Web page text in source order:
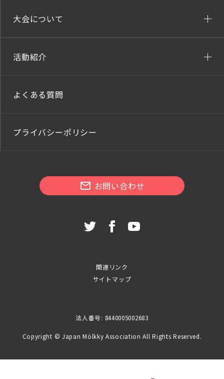
大会について
活動紹介
よくある質問
プライバシーポリシー
お問い合わせ
関連リンク
サイトマップ
法人番号: 8440005002683
Copyright © Japan Mölkky Association All Rights Reserved.